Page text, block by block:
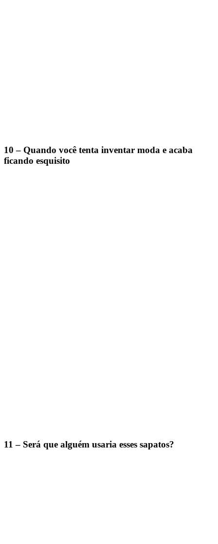
10 – Quando você tenta inventar moda e acaba
ficando esquisito
11 – Será que alguém usaria esses sapatos?